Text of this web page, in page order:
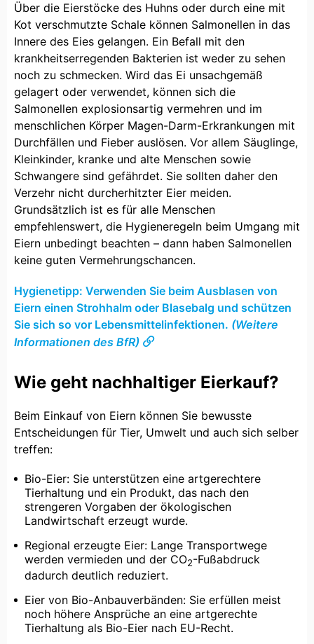
Über die Eierstöcke des Huhns oder durch eine mit
Kot verschmutzte Schale können Salmonellen in das
Innere des Eies gelangen. Ein Befall mit den
krankheitserregenden Bakterien ist weder zu sehen
noch zu schmecken. Wird das Ei unsachgemäß
gelagert oder verwendet, können sich die
Salmonellen explosionsartig vermehren und im
menschlichen Körper Magen-Darm-Erkrankungen mit
Durchfällen und Fieber auslösen. Vor allem Säuglinge,
Kleinkinder, kranke und alte Menschen sowie
Schwangere sind gefährdet. Sie sollten daher den
Verzehr nicht durcherhitzter Eier meiden.
Grundsätzlich ist es für alle Menschen
empfehlenswert, die Hygieneregeln beim Umgang mit
Eiern unbedingt beachten – dann haben Salmonellen
keine guten Vermehrungschancen.
Hygienetipp: Verwenden Sie beim Ausblasen von
Eiern einen Strohhalm oder Blasebalg und schützen
Sie sich so vor Lebensmittelinfektionen. (Weitere
Informationen des BfR)
Wie geht nachhaltiger Eierkauf?
Beim Einkauf von Eiern können Sie bewusste
Entscheidungen für Tier, Umwelt und auch sich selber
treffen:
Bio-Eier: Sie unterstützen eine artgerechtere
Tierhaltung und ein Produkt, das nach den
strengeren Vorgaben der ökologischen
Landwirtschaft erzeugt wurde.
Regional erzeugte Eier: Lange Transportwege
werden vermieden und der CO2-Fußabdruck
dadurch deutlich reduziert.
Eier von Bio-Anbauverbänden: Sie erfüllen meist
noch höhere Ansprüche an eine artgerechte
Tierhaltung als Bio-Eier nach EU-Recht.